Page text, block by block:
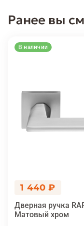
Ранее вы
В наличии
1 440 ₽
Дверная ручка
Матовый хром